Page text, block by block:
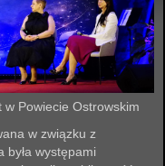
w Powiecie Ostrowskim
w związku z
była występami